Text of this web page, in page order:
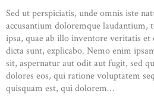
Sed ut perspiciatis, unde omnis iste
accusantium doloremque laudantium,
ipsa, quae ab illo inventore veritatis et
dicta sunt, explicabo. Nemo enim
sit, aspernatur aut odit aut fugit, sed
dolores eos, qui ratione voluptatem
quisquam est, qui dolorem…